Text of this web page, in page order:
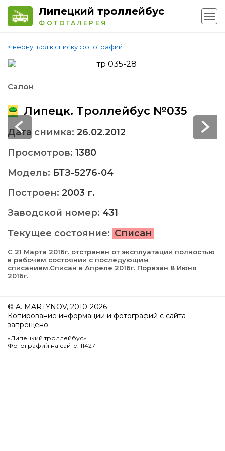
Липецкий троллейбус
ФОТОГАЛЕРЕЯ
< вернуться к списку фотографий
Салон
Липецк. Троллейбус №035
Дата снимка: 26.02.2012
Просмотров: 1380
Модель: БТЗ-5276-04
Построен: 2003 г.
Заводской номер: 431
Текущее состояние: Списан
С 21 Марта 2016г. отстранен от эксплуатации полностью
в рабочем состоянии с последующим
списанием.Списан в Апреле 2016г. Порезан 8 Июня
2016г.
© A. MARTYNOV, 2010-2026
Копирование информации и фотографий с сайта
запрещено.
«Липецкий троллейбус»
Фотографий на сайте: 11427